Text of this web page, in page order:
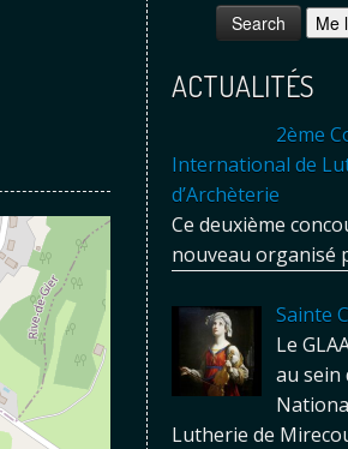
Me
ACTUALITÉS
2ème
International de
d’Archèterie
Ce deuxième
nouveau organisé
Sainte
Le
au sein
Lutherie de